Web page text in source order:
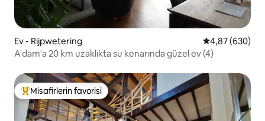
Ev - Rijpwetering 5 üzerinden
4,87 (630)
A'dam'a 20 km uzaklıkta su kenarında güzel ev (4)
Misafirlerin favorilerinden en beğenilenler arasında
Misafirlerin favorisi